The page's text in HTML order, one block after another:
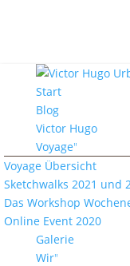
Start
Blog
Victor Hugo
Voyage
Voyage Übersicht
Sketchwalks 2021 und
Das Workshop
Online Event 2020
Galerie
Wir